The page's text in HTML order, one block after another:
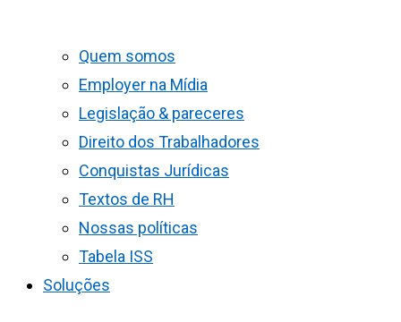
Quem somos
Employer na Mídia
Legislação & pareceres
Direito dos Trabalhadores
Conquistas Jurídicas
Textos de RH
Nossas políticas
Tabela ISS
Soluções